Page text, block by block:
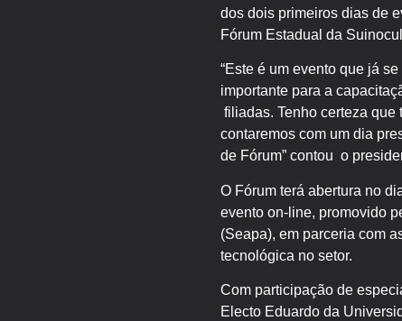
dos dois primeiros dias de
Fórum Estadual da
“Este é um evento que já
importante para a
filiadas. Tenho certeza
contaremos com um dia
de Fórum” contou o
O Fórum terá abertura no
evento on-line, promovido
(Seapa), em parceria com
tecnológica no setor.
Com participação de
Electo Eduardo da